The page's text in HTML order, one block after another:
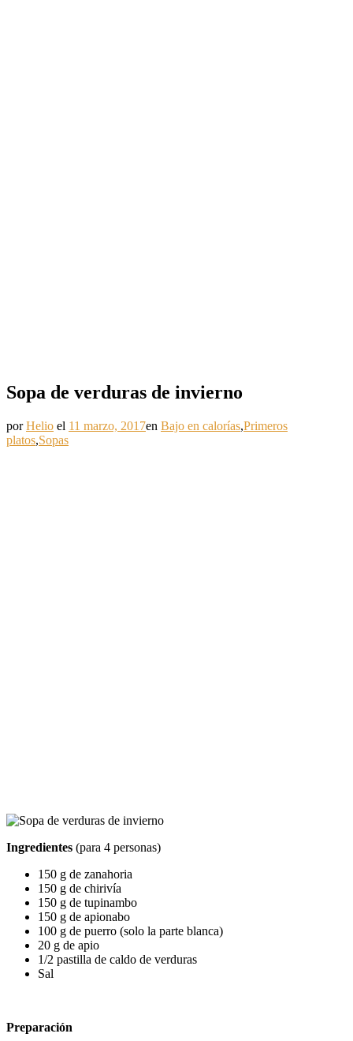
Sopa de verduras de invierno
porHelio el 11 marzo, 2017en Bajo en calorías,Primeros
platos,Sopas
Ingredientes (para 4 personas)
150 g de zanahoria
150 g de chirivía
150 g de tupinambo
150 g de apionabo
100 g de puerro (solo la parte blanca)
20 g de apio
1/2 pastilla de caldo de verduras
Sal
Preparación